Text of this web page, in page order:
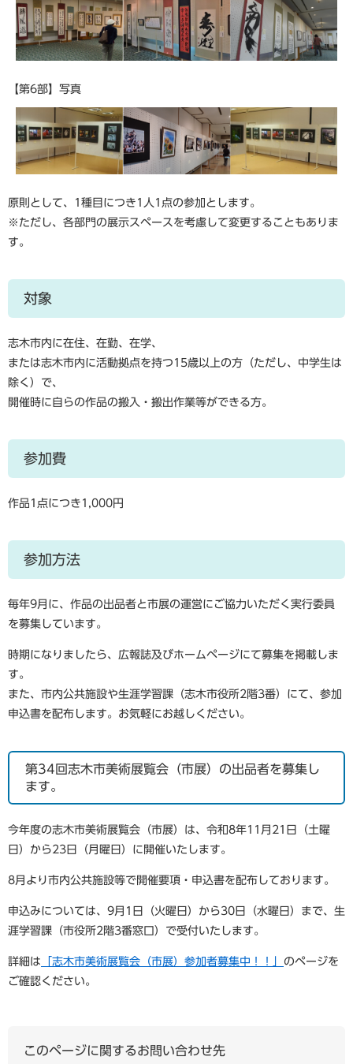
【第6部】写真
原則として、1種目につき1人1点の参加とします。
※ただし、各部門の展示スペースを考慮して変更することもありま
す。
対象
志木市内に在住、在勤、在学、
または志木市内に活動拠点を持つ15歳以上の方（ただし、中学生は
除く）で、
開催時に自らの作品の搬入・搬出作業等ができる方。
参加費
作品1点につき1,000円
参加方法
毎年9月に、作品の出品者と市展の運営にご協力いただく実行委員
を募集しています。
時期になりましたら、広報誌及びホームページにて募集を掲載しま
す。
また、市内公共施設や生涯学習課（志木市役所2階3番）にて、参加
申込書を配布します。お気軽にお越しください。
第34回志木市美術展覧会（市展）の出品者を募集し
ます。
今年度の志木市美術展覧会（市展）は、令和8年11月21日（土曜
日）から23日（月曜日）に開催いたします。
8月より市内公共施設等で開催要項・申込書を配布しております。
申込みについては、9月1日（火曜日）から30日（水曜日）まで、生
涯学習課（市役所2階3番窓口）で受付いたします。
詳細は 「志木市美術展覧会（市展）参加者募集中！！」 のページを
ご確認ください。
このページに関するお問い合わせ先